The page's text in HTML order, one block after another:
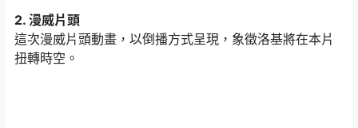
2. 漫威片頭
這次漫威片頭動畫，以倒播方式呈現，象徵洛基將在本片
扭轉時空。